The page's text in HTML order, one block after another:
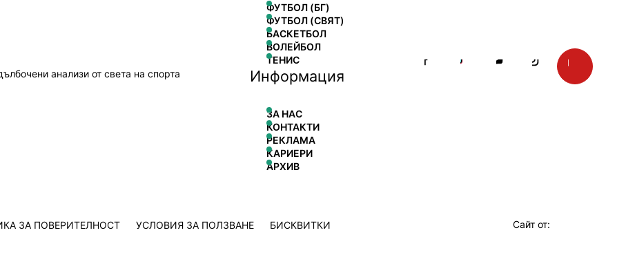
анализи от света на спорта
ФУТБОЛ (БГ)
ФУТБОЛ (СВЯТ)
БАСКЕТБОЛ
ВОЛЕЙБОЛ
ТЕНИС
Информация
ЗА НАС
КОНТАКТИ
РЕКЛАМА
КАРИЕРИ
АРХИВ
ЗА ПОВЕРИТЕЛНОСТ УСЛОВИЯ ЗА ПОЛЗВАНЕ БИСКВИТКИ Сайт от: